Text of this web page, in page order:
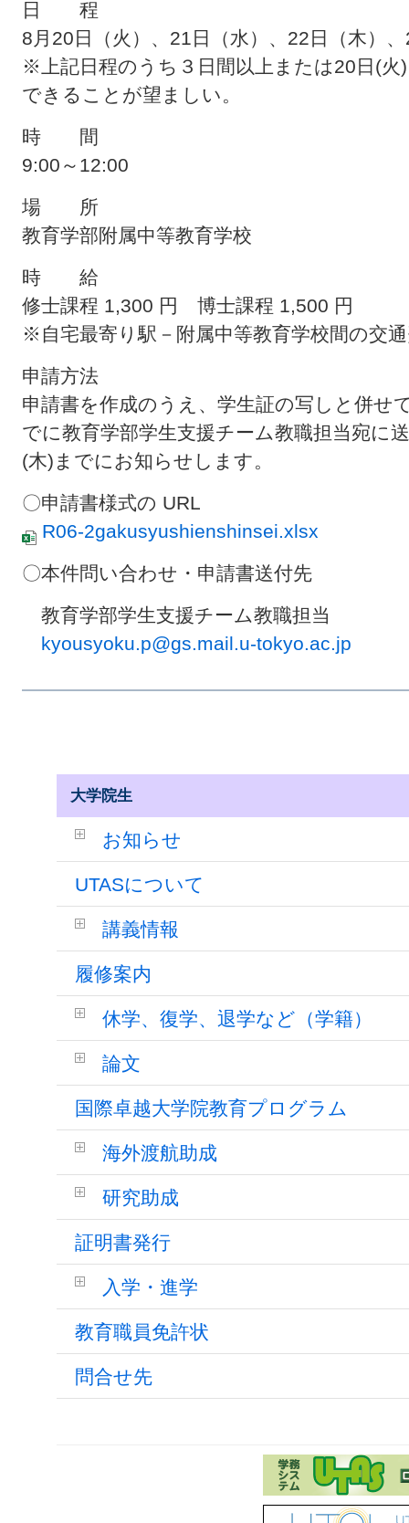
日 程
8 月 20 日（火）、 21 日（水）、 22 日（木）、
※上記日程のうち３日間以上または20 日 (火)
できることが望ましい。
時 間
9:00 ～ 12:00
場 所
教育学部附属中等教育学校
時 給
修士課程 1,300 円 博士課程 1,500 円
※自宅最寄り駅－附属中等教育学校間の交
申請方法
申請書を作成のうえ、学生証の写しと併せ
でに教育学部学生支援チーム教職担当宛に
(木) までにお知らせします。
〇申請書様式の URL
R06-2gakusyushienshinsei.xlsx
〇本件問い合わせ・申請書送付先
教育学部学生支援チーム教職担当
kyousyoku.p@gs.mail.u-tokyo.ac.jp
大学院生
お知らせ
UTASについて
講義情報
履修案内
休学、復学、退学など（学籍）
論文
国際卓越大学院教育プログラム
海外渡航助成
研究助成
証明書発行
入学・進学
教育職員免許状
問合せ先